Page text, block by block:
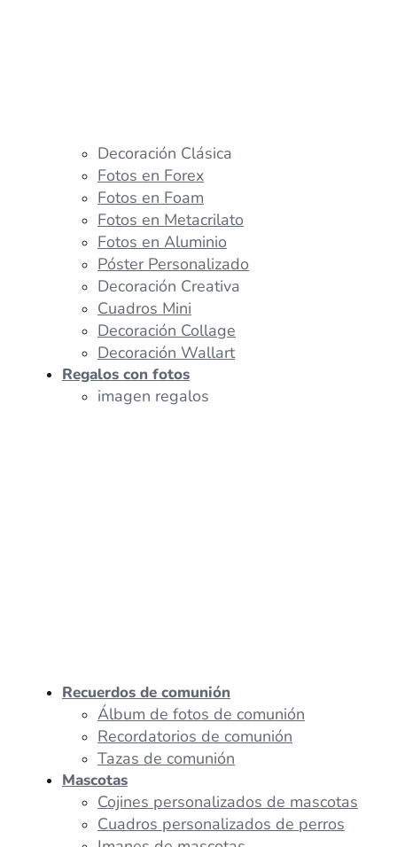
Decoración Clásica
Fotos en Forex
Fotos en Foam
Fotos en Metacrilato
Fotos en Aluminio
Póster Personalizado
Decoración Creativa
Cuadros Mini
Decoración Collage
Decoración Wallart
Regalos con fotos
imagen regalos
Recuerdos de comunión
Álbum de fotos de comunión
Recordatorios de comunión
Tazas de comunión
Mascotas
Cojines personalizados de mascotas
Cuadros personalizados de perros